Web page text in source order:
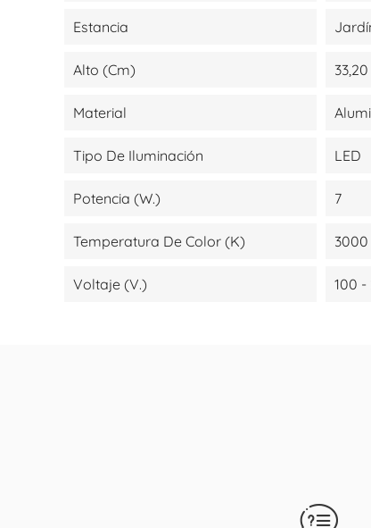
Estancia
Alto (cm) 33,20
Material
Tipo De Iluminación LED
Potencia (W.) 7
Temperatura De Color (K) 3000
Voltaje (V.) 100 -